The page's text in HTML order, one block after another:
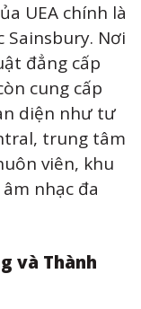
UEA chính là
Nơi
đẳng cấp
cung cấp
diện như tư
trung tâm
viên, khu
nhạc đa
và Thành